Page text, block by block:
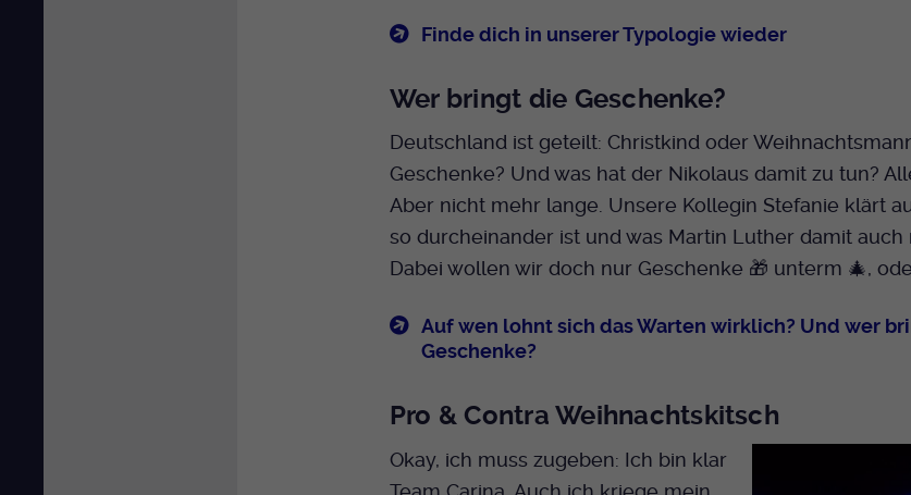
Finde dich in unserer Typologie wieder
Wer bringt die Geschenke?
Deutschland ist geteilt: Christkind oder
Geschenke? Und was hat der Nikolaus damit zu tun?
Aber nicht mehr lange. Unsere Kollegin Stefanie klärt
so durcheinander ist und was Martin Luther damit auch
Dabei wollen wir doch nur Geschenke 🎁 unterm 🎄,
Auf wen lohnt sich das Warten wirklich? Und wer
Geschenke?
Pro & Contra Weihnachtskitsch
Okay, ich muss zugeben: Ich bin klar